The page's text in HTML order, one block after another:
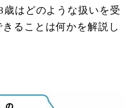
はどのような扱いを受
ることは何かを解説し